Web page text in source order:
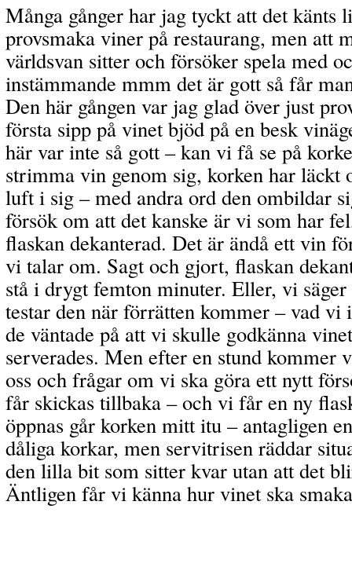
Många gånger har jag tyckt att det känts
provsmaka viner på restaurang, men att
världsvan sitter och försöker spela med
instämmande mmm det är gott så får
Den här gången var jag glad över just
första sipp på vinet bjöd på en besk
här var inte så gott – kan vi få se på
strimma vin genom sig, korken har läckt
luft i sig – med andra ord den ombildar
försök om att det kanske är vi som har
flaskan dekanterad. Det är ändå ett vin
vi talar om. Sagt och gjort, flaskan
stå i drygt femton minuter. Eller, vi
testar den när förrätten kommer – vad vi
de väntade på att vi skulle godkänna
serverades. Men efter en stund
oss och frågar om vi ska göra ett nytt
får skickas tillbaka – och vi får en ny
öppnas går korken mitt itu – antagligen
dåliga korkar, men servitrisen räddar
den lilla bit som sitter kvar utan att det
Äntligen får vi känna hur vinet ska